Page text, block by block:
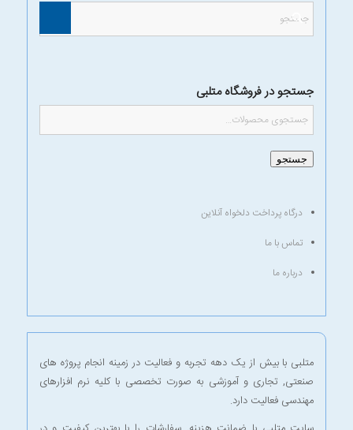
جستجو در فروشگاه متلبی
جستجو
درگاه پرداخت دلخواه آنلاین
تماس با ما
درباره ما
متلبی با بیش از یک دهه تجربه و فعالیت در زمینه انجام پروژه های
صنعتی, تجاری و آموزشی به صورت تخصصی با کلیه نرم افزارهای
مهندسی فعالیت دارد.